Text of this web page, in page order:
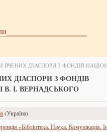
ДІАСПОРИ З ФОНДІВ
В. І. ВЕРНАДСЬКОГО
(Україна)
«Бібліотека. Наука. Комунікація.